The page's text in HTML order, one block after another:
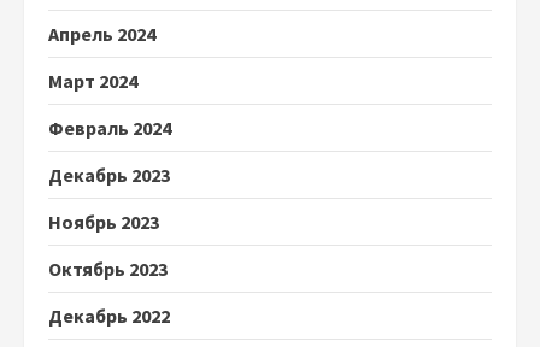
Апрель 2024
Март 2024
Февраль 2024
Декабрь 2023
Ноябрь 2023
Октябрь 2023
Декабрь 2022